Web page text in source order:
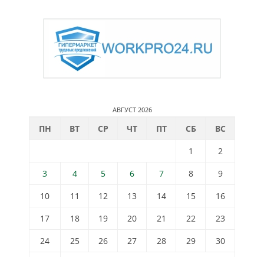
АВГУСТ 2026
ПН ВТ СР ЧТ ПТ СБ
ВС
1
2
3
4 5 6 7 8
9
10
11 12 13 14 15
16
17
18 19 20 21 22
23
24
25 26 27 28 29
30